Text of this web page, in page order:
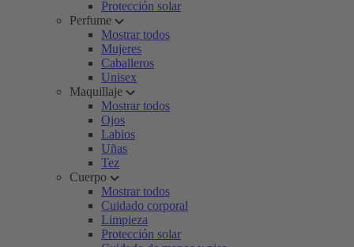
Protección solar
Perfume
Mostrar todos
Mujeres
Caballeros
Unisex
Maquillaje
Mostrar todos
Ojos
Labios
Uñas
Tez
Cuerpo
Mostrar todos
Cuidado corporal
Limpieza
Protección solar